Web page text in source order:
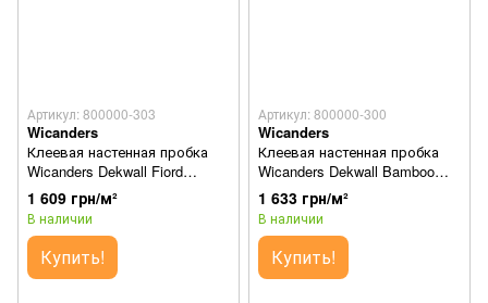
Артикул: 800000-303
Wicanders
Клеевая настенная пробка
Wicanders Dekwall Fiord
Exclusive RY19002
1 609 грн/м²
В наличии
Купить!
Артикул: 800000-300
Wicanders
Клеевая настенная пробка
Wicanders Dekwall Bamboo
Artica TA01001
1 633 грн/м²
В наличии
Купить!